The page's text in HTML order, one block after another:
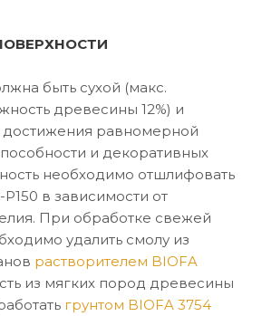
быть сухой (макс.
древесины 12%) и
достижения равномерной
и декоративных
необходимо отшлифовать
в зависимости от
При обработке свежей
удалить смолу из
растворителем BIOFA
из мягких пород древесины
грунтом BIOFA 3754